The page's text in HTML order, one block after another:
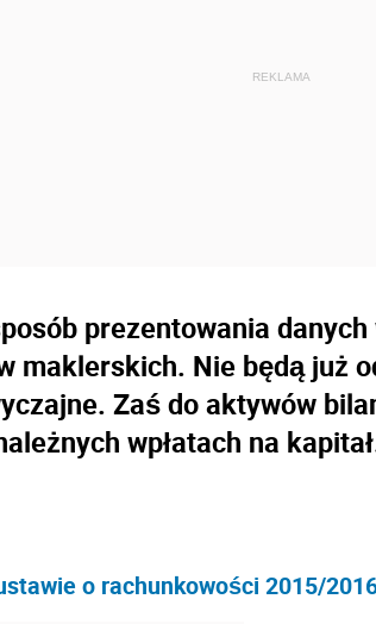
prezentowania danych
maklerskich. Nie będą już
Zaś do aktywów
wpłatach na
o rachunkowości 2015/